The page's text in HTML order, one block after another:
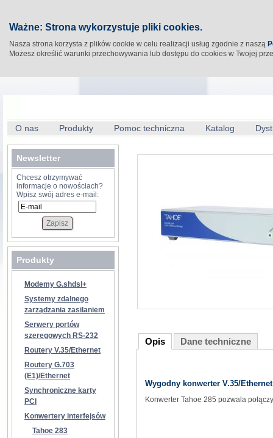
Ważne: Strona wykorzystuje pliki cookies.
Nasza strona korzysta z plików cookie w celu realizacji usług zgodnie z naszą
Możesz określić warunki przechowywania lub dostępu do cookies w Twojej
O nas Produkty Pomoc techniczna Katalog
Newsletter
Chcesz otrzymywać
informacje o nowościach?
Wpisz swój adres e-mail:
Produkty
Modemy G.shdsl+
Systemy zdalnego
zarządzania zasilaniem
Serwery portów
szeregowych RS-232
Routery V.35/Ethernet
Routery G.703
(E1)/Ethernet
Synchroniczne karty
PCI
Konwertery interfejsów
Tahoe 283
Opis Dane techniczne
Wygodny konwerter V.35/Ethernet
Konwerter Tahoe 285 pozwala